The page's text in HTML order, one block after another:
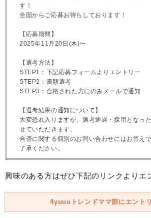
す！
全国からご応募お待ちしております！
【応募期間】
2025年11月20日(木)〜
【選考方法】
STEP1：下記応募フォームよりエントリー
STEP2：書類選考
STEP3：合格された方にのみメールで通知
【選考結果の通知について】
大変恐れ入りますが、選考通過・採用となっ
せていただきます。
合否に関する個別のお問い合わせにはお答え
了承ください。
興味のある方はぜひ下記のリンクよりエ
4yuuuトレンドママ部にエント